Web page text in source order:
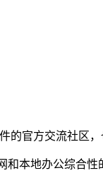
的官方交流社区
和本地办公综合